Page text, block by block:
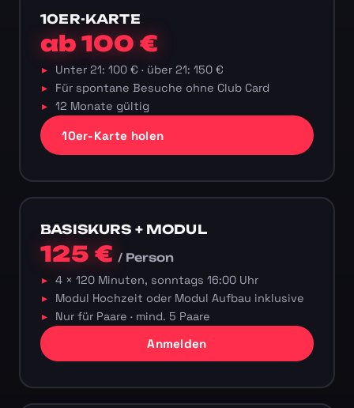
10ER-KARTE
ab 100 €
Unter 21: 100 € · über 21: 150 €
Für spontane Besuche ohne Club Card
12 Monate gültig
10er-Karte holen
BASISKURS + MODUL
125 €/ Person
4 × 120 Minuten, sonntags 16:00 Uhr
Modul Hochzeit oder Modul Aufbau inklusive
Nur für Paare · mind. 5 Paare
Anmelden